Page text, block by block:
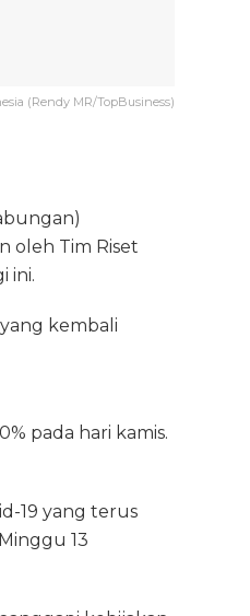
(Rendy MR/TopBusiness)
oleh Tim Riset
ini.
kembali
pada hari kamis.
19 yang terus
13